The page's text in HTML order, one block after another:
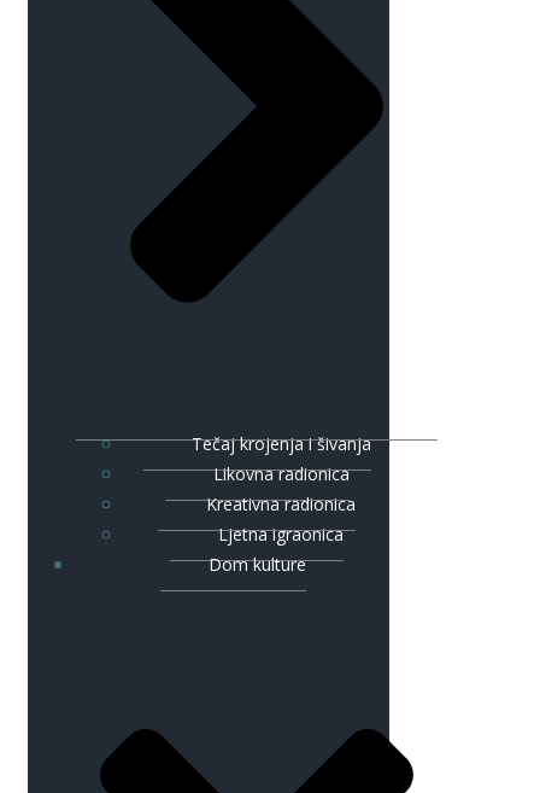
Tečaj krojenja i šivanja
Likovna radionica
Kreativna radionica
Ljetna igraonica
Dom kulture